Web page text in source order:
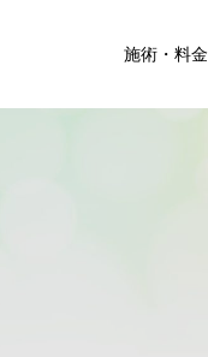
施術・料金